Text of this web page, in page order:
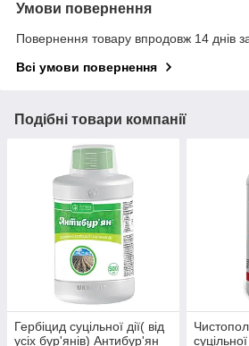
Умови повернення
Повернення товару впродовж 14 днів
Всі умови повернення
Подібні товари компанії
Гербіцид суцільної дії( від
усіх бур'янів) Антибур'ян